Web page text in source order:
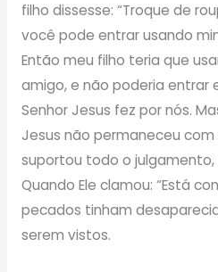
filho dissesse: “Troque de
você pode entrar usando
Então meu filho teria que
amigo, e não poderia entrar
Senhor Jesus fez por nós.
Jesus não permaneceu com
suportou todo o julgamento,
Quando Ele clamou: “Está
pecados tinham
serem vistos.